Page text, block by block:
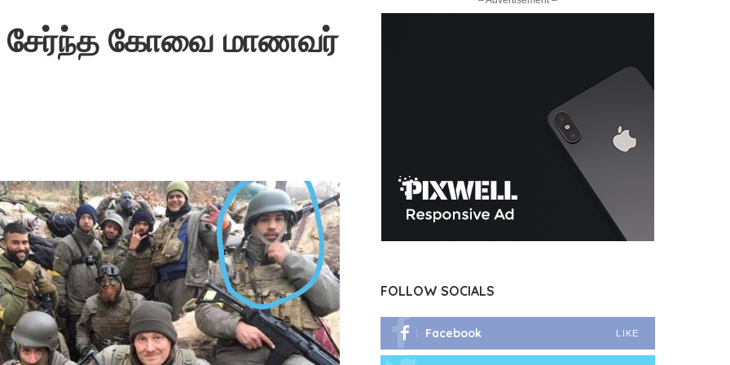
சேர்ந்த கோவை மாணவர்
FOLLOW SOCIALS
Facebook LIKE